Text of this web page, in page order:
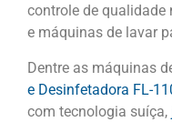
controle de qualidade
e máquinas de lavar
Dentre as máquinas
e Desinfetadora FL-
com tecnologia suíça,